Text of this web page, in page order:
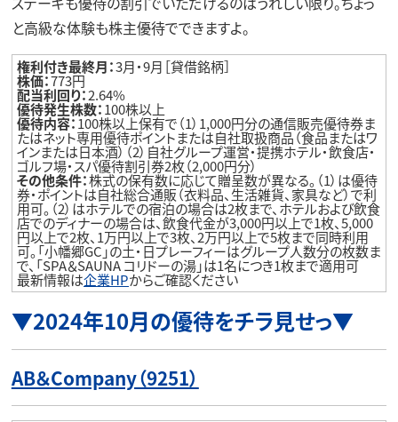
と高級な体験も株主優待でできますよ。
権利付き最終月：3月・9月［貸借銘柄］
株価：773円
配当利回り：2.64%
優待発生株数：100株以上
優待内容：100株以上保有で（1）1,000円分の通信販売優待券ま
たはネット専用優待ポイントまたは自社取扱商品（食品またはワ
インまたは日本酒）（2）自社グループ運営・提携ホテル・飲食店・
ゴルフ場・スパ優待割引券2枚（2,000円分）
その他条件：株式の保有数に応じて贈呈数が異なる。（1）は優待
券・ポイントは自社総合通販（衣料品、生活雑貨、家具など）で利
用可。（2）はホテルでの宿泊の場合は2枚まで、ホテルおよび飲食
店でのディナーの場合は、飲食代金が3,000円以上で1枚、5,000
円以上で2枚、1万円以上で3枚、2万円以上で5枚まで同時利用
可。「小幡郷GC」の土・日プレーフィーはグループ人数分の枚数ま
で、「SPA＆SAUNA コリドーの湯」は1名につき1枚まで適用可
最新情報は企業HPからご確認ください
▼2024年10月の優待をチラ見せっ▼
AB＆Company（9251）